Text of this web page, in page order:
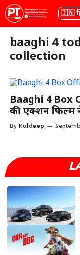
Skip
to
content
भाषा
baaghi 4
collection
Baaghi 4 Box
की एक्शन फिल्म ने
By Kuldeep —